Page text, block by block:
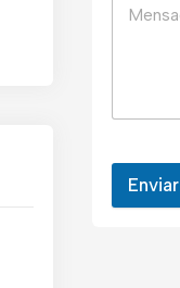
Enviar